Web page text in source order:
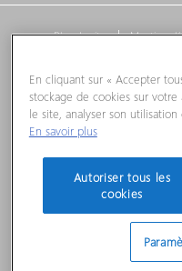
Plan du site Mentions
En cliquant sur « Accepter
stockage de cookies sur
le site, analyser son
En savoir plus
Autoriser tous les
cookies